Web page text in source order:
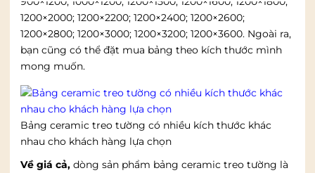
1200×2000; 1200×2200; 1200×2400; 1200×2600;
1200×2800; 1200×3000; 1200×3200; 1200×3600. Ngoài ra,
bạn cũng có thể đặt mua bảng theo kích thước mình
mong muốn.
Bảng ceramic treo tường có nhiều kích thước khác
nhau cho khách hàng lựa chọn
Về giá cả, dòng sản phẩm bảng ceramic treo tường là